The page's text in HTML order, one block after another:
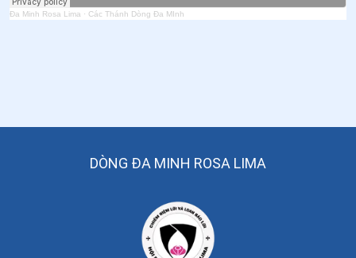
Đa Minh Rosa Lima · Các Thánh Dòng Đa MInh
DÒNG ĐA MINH ROSA LIMA